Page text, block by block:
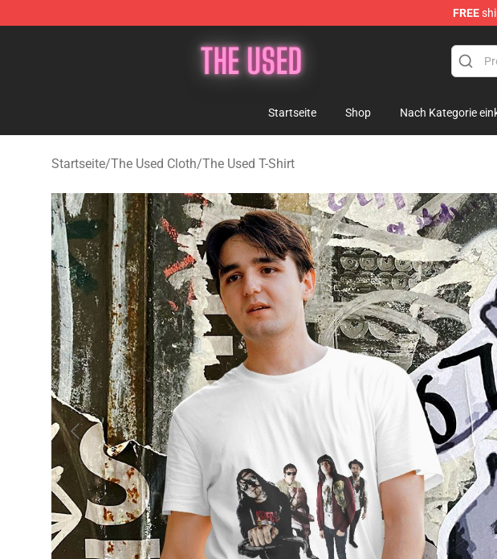
FREE
Startseite Shop Nach Kategorie
Startseite/The Used Cloth/The Used T-Shirt